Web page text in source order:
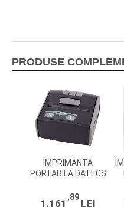
ROLE DE HARTIE TERMICA
SOLUTII SOFTWARE
NAVIGARE
CENTRU SUPORT
BLUECASH 50
PRODUSE
IMPRIMANTA
PORTABILA DATECS
1.161
,89
LEI